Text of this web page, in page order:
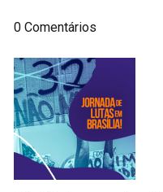
0 Comentários